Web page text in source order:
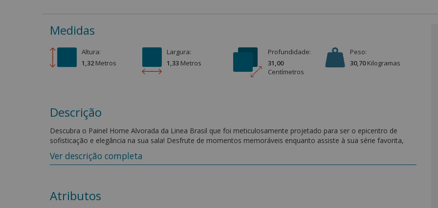
Medidas
Altura:
1,32 Metros
Largura:
1,33 Metros
Profundidade:
31,00
Centímetros
Peso:
30,70 Kilogramas
Descrição
Descubra o Painel Home Alvorada da Linea Brasil que foi meticulosamente projetado para ser o epicentro de
sofisticação e elegância na sua sala! Desfrute de momentos memoráveis enquanto assiste à sua série favorita,
imerso em um ambiente que une beleza e funcionalidade em cada detalhe.
- Painel com detalhes ripado na lateral;
- Prateleira Superior de 25mm;
Ver descrição completa
Atributos